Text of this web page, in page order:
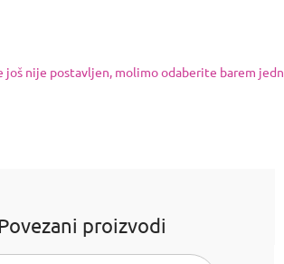
još nije postavljen, molimo odaberite barem
proizvodi